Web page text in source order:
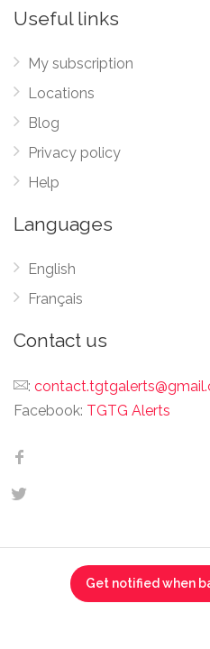
Useful links
My subscription
Locations
Blog
Privacy policy
Help
Languages
English
Français
Contact us
:
Facebook: TGTG Alerts
Get notified when